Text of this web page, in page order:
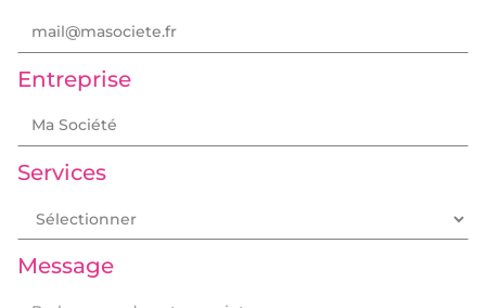
Entreprise
Services
Message